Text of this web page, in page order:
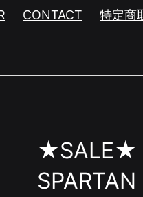
CONTACT 特定商
★SALE★